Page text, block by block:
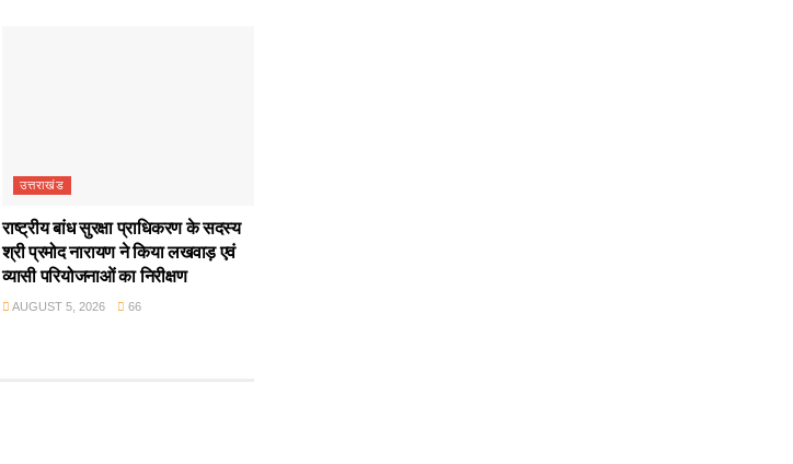
उत्तराखंड
राष्ट्रीय बांध सुरक्षा प्राधिकरण के सदस्य
श्री प्रमोद नारायण ने किया लखवाड़ एवं
व्यासी परियोजनाओं का निरीक्षण
AUGUST 5, 2026 66